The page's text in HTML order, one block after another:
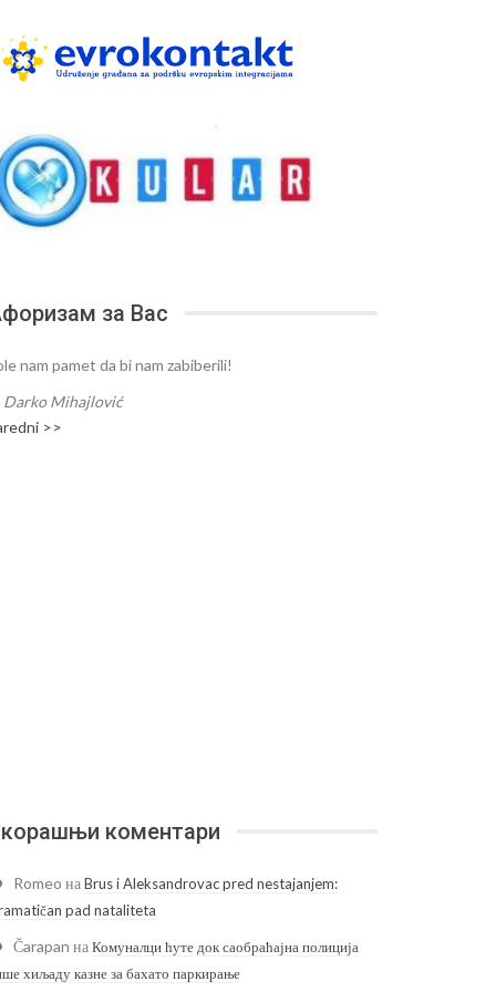
за Вас
nam pamet da bi nam zabiberili!
Darko Mihajlović
>>
коментари
Romeo наBrus i Aleksandrovac pred nestajanjem:
pad nataliteta
Čarapan наКомуналци ћуте док саобраћајна полиција
хиљаду казне за бахато паркирање